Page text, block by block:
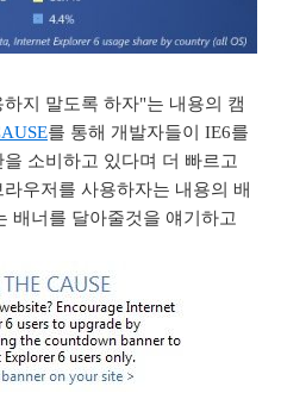
지 말도록 하자"는 내용의 캠
를 통해 개발자들이 IE6를
소비하고 있다며 더 빠르고
우저를 사용하자는 내용의 배
배너를 달아줄것을 얘기하고